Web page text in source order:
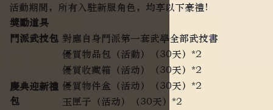
活動期間，所有入駐新服角色，均享以下豪禮！
獎勵道具
門派武技包 對應自身門派第一套武學全部武技書
慶典迎新禮
包
優質物品包（活動）（30天）*2
優質收藏箱（活动）（30天）*2
優質物件盒（活动）（30天）*2
玉匣子（活动）（30天）*2